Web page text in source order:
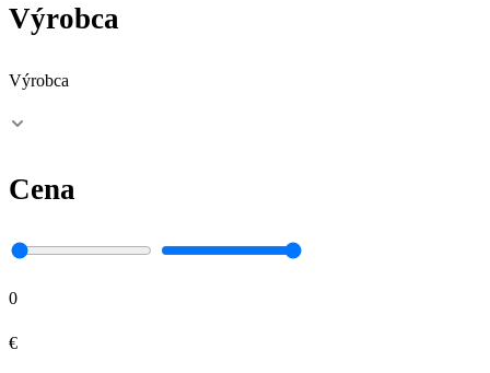
Výrobca
Výrobca
Cena
0
€